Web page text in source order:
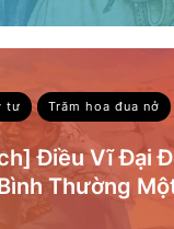
tư Trăm hoa đua nở
Điều Vĩ Đại
Thường